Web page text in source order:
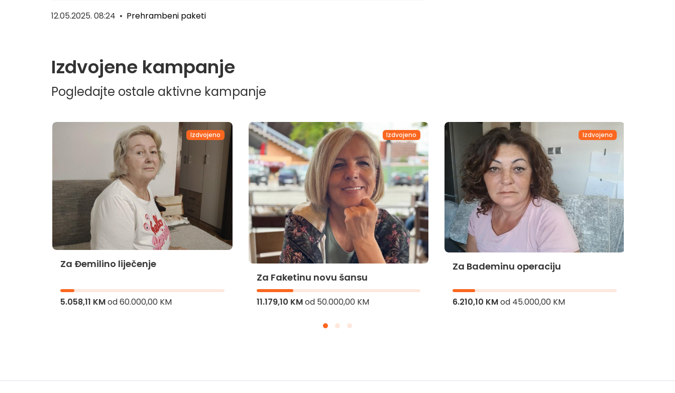
12.05.2025. 08:24 • Prehrambeni paketi
Izdvojene kampanje
Pogledajte ostale aktivne kampanje
Izdvojeno
Za Đemilino liječenje
5.058,11 KMod60.000,00 KM
Izdvojeno
Za Faketinu novu šansu
11.179,10 KMod 50.000,00 KM
Izdvojeno
Za Bademinu operaciju
6.210,10 KMod 45.000,00 KM